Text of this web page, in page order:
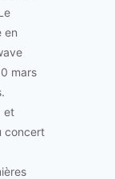
en
mars
et
concert